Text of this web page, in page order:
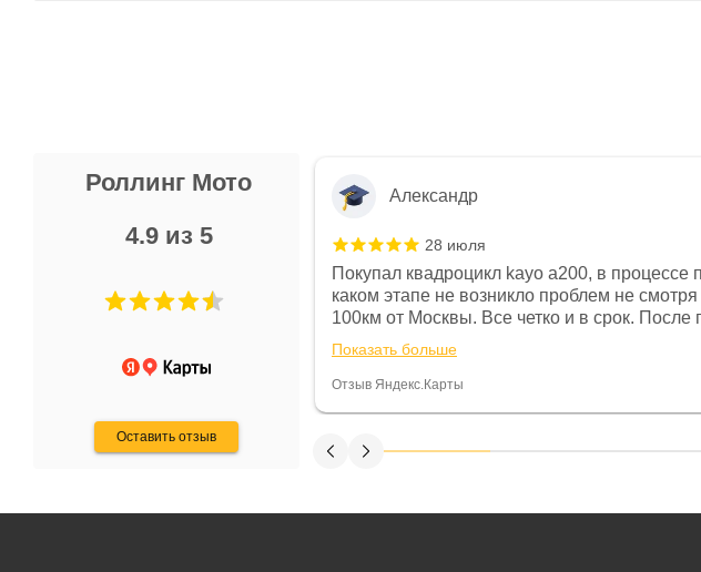
Роллинг Мото
4.9 из 5
Оставить отзыв
Не понравились условия
и дают только на год)
Александр
28 июля
Покупал квадроцикл kayo a200, в процессе
каком этапе не возникло проблем не смотря
100км от Москвы. Все четко и в срок. После
спидометре всегда был 0, при этом
постоянно были на связи и в итоге
Считаю, что это говорит о небезразличии к
Показать больше
Отзыв Яндекс.Карты